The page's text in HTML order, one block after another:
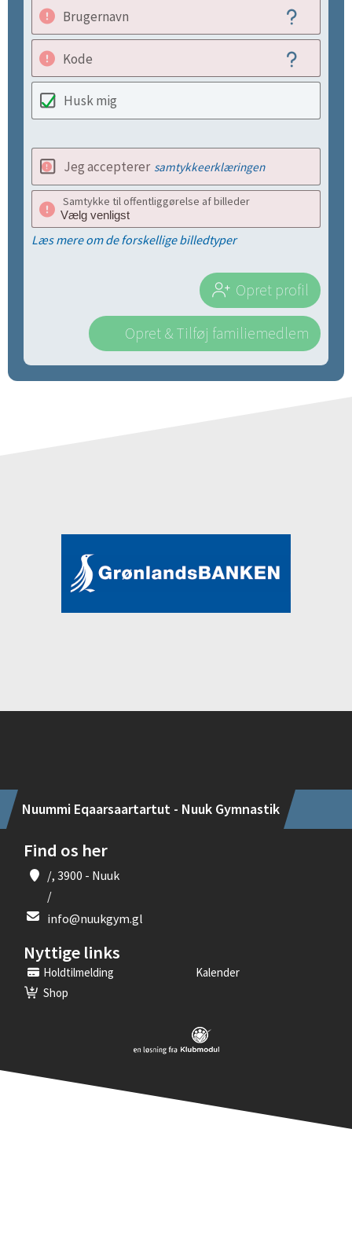
Brugernavn
Kode
Husk mig
Jeg accepterer samtykkeerklæringen
Samtykke til offentliggørelse af billeder
Læs mere om de forskellige billedtyper
Opret profil
Opret & Tilføj familiemedlem
Nuummi Eqaarsaartartut - Nuuk Gymnastik
Find os her
/, 3900 - Nuuk
/
info@nuukgym.gl
Nyttige links
Holdtilmelding
Kalender
Shop